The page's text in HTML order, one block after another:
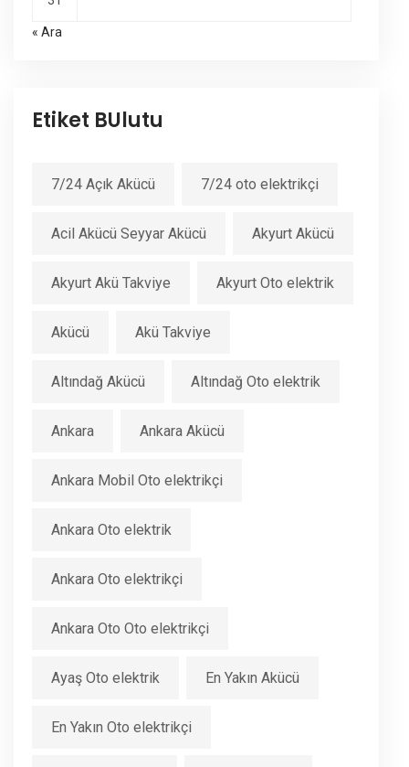
« Ara
Etiket BUlutu
7/24 Açık Akücü 7/24 oto elektrikçi
Acil Akücü Seyyar Akücü Akyurt Akücü
Akyurt Akü Takviye Akyurt Oto elektrik
Akücü Akü Takviye
Altındağ Akücü Altındağ Oto elektrik
Ankara Ankara Akücü
Ankara Mobil Oto elektrikçi
Ankara Oto elektrik
Ankara Oto elektrikçi
Ankara Oto Oto elektrikçi
Ayaş Oto elektrik En Yakın Akücü
En Yakın Oto elektrikçi